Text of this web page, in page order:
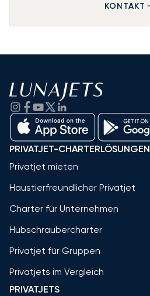
KONTAKT
PRIVATJET-CHARTERLÖSUNGEN
Privatjet mieten
Haustierfreundlicher Privatjet
Charter für Unternehmen
Hubschraubercharter
Privatjet für Gruppen
Privatjets im Vergleich
PRIVATJETS